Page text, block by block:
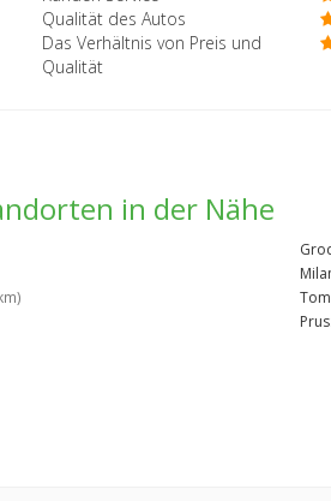
Qualität des Autos
Das Verhältnis von Preis und
Qualität
in der Nähe